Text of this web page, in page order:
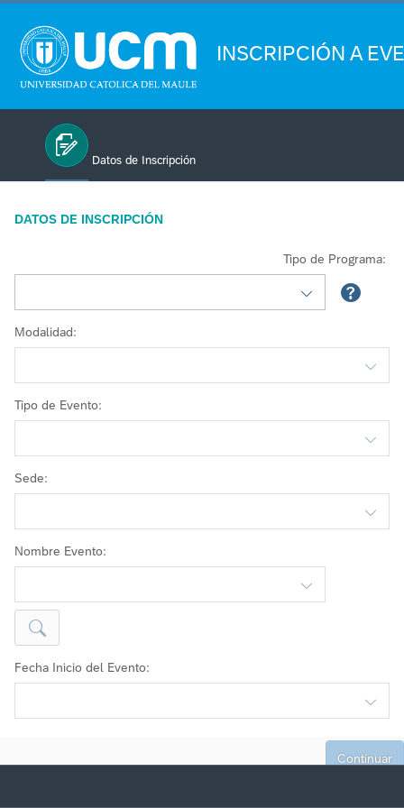
INSCRIPCIÓN A
Datos de Inscripción
DATOS DE INSCRIPCIÓN
Tipo de Programa
Modalidad
Tipo de Evento
Sede
Nombre Evento
Fecha Inicio del Evento
Continuar